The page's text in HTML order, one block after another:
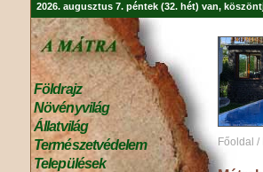
2026. augusztus 7. péntek (32. hét) van,
Földrajz
Növényvilág
Állatvilág
Természetvédelem
Települések
Főoldal /